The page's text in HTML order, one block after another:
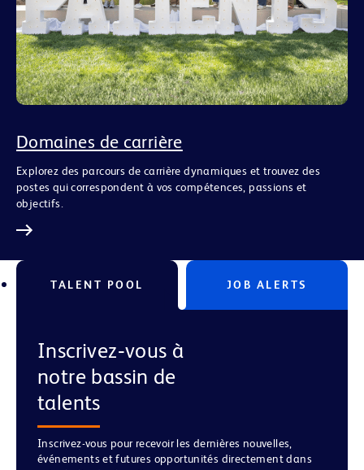
Domaines de carrière
Explorez des parcours de carrière dynamiques et trouvez des
postes qui correspondent à vos compétences, passions et
objectifs.
TALENT POOL JOB ALERTS
Inscrivez‑vous à
notre bassin de
talents
Inscrivez-vous pour recevoir les dernières nouvelles,
événements et futures opportunités directement dans